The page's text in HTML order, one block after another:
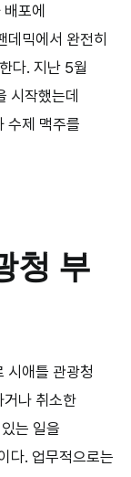
포에
데믹에서 완전히
다. 지난 5월
시작했는데
수제 맥주를
청 부
시애틀 관광청
거나 취소한
는 일을
다. 업무적으로는